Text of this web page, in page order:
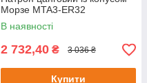
Морзе MTA3-ER32
В наявності
2 732,40 ₴ 3 036 ₴
Купити